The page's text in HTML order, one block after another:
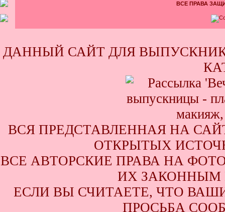
ВСЕ ПРАВА
ДАННЫЙ САЙТ ДЛЯ
ВСЯ ПРЕДСТАВЛЕННАЯ НА
ОТКРЫТЫХ
ВСЕ АВТОРСКИЕ ПРАВА НА
ИХ ЗАКОННЫМ
ЕСЛИ ВЫ СЧИТАЕТЕ, ЧТО
ПРОСЬБА